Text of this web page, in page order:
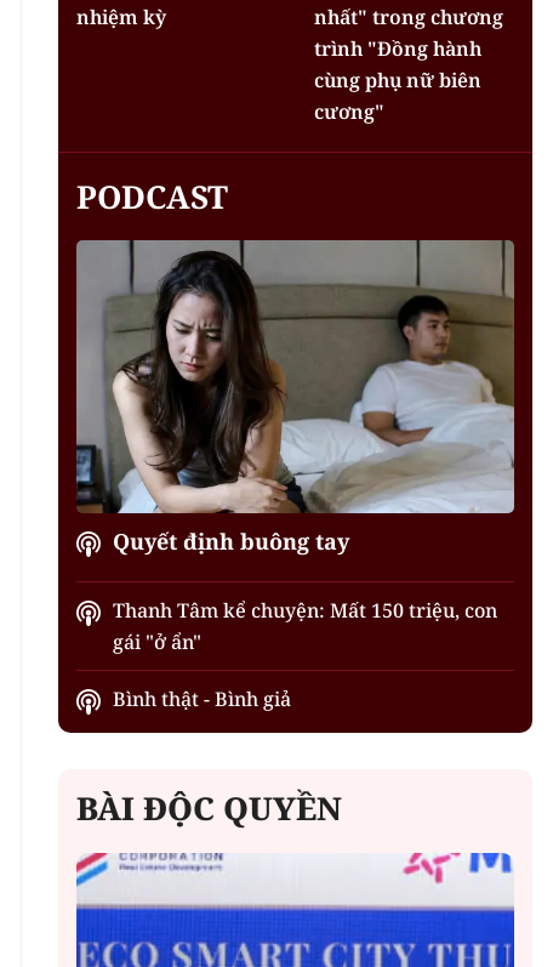
nhiệm kỳ
nhất" trong chương
trình "Đồng hành
cùng phụ nữ biên
cương"
PODCAST
Quyết định buông tay
Thanh Tâm kể chuyện: Mất 150 triệu, con
gái "ở ẩn"
Bình thật - Bình giả
BÀI ĐỘC QUYỀN